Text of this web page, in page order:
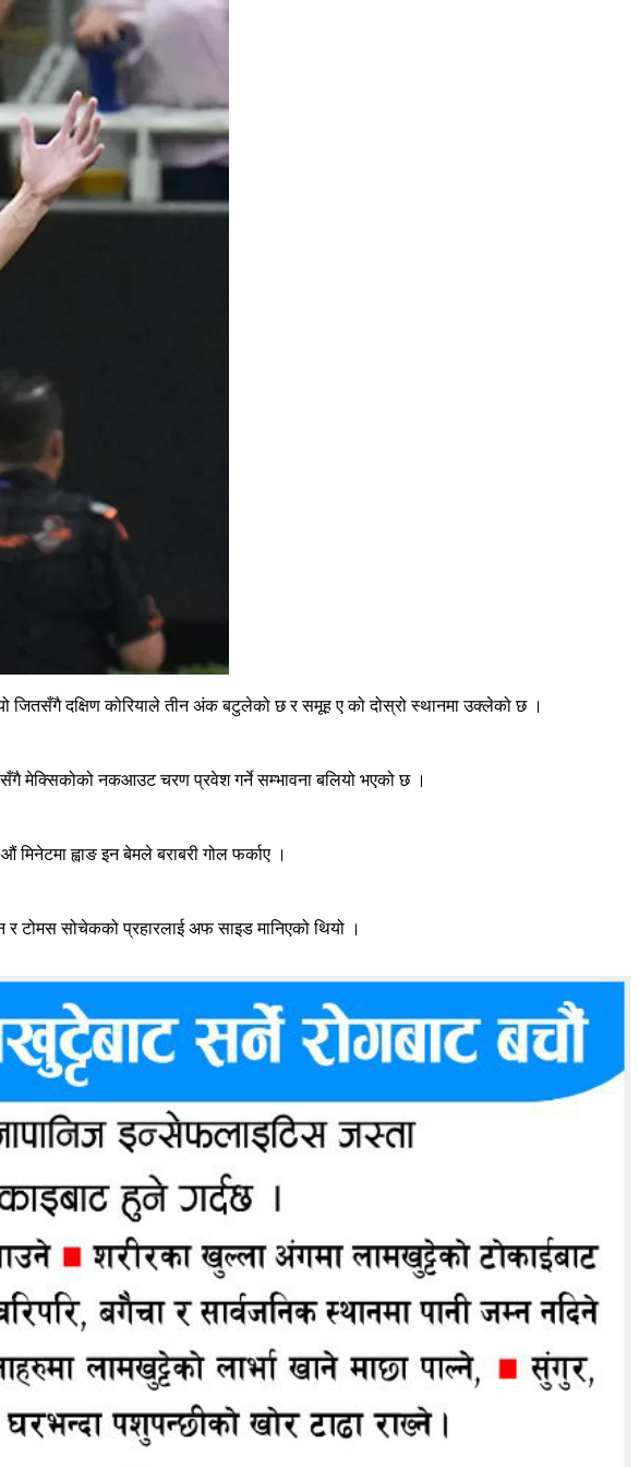
जितसँगै दक्षिण कोरियाले तीन अंक बटुलेको छ र समूह ए को दोस्रो स्थानमा उक्लेको छ ।
मेक्सिकोको नकआउट चरण प्रवेश गर्ने सम्भावना बलियो भएको छ ।
ह्वाङ इन बेमले बराबरी गोल फर्काए ।
टोमस सोचेकको प्रहारलाई अफ साइड मानिएको थियो ।